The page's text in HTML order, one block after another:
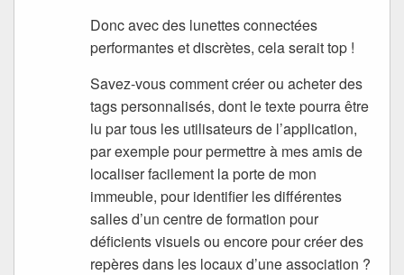
Donc avec des lunettes connectées
performantes et discrètes, cela serait top !
Savez-vous comment créer ou acheter des
tags personnalisés, dont le texte pourra être
lu par tous les utilisateurs de l’application,
par exemple pour permettre à mes amis de
localiser facilement la porte de mon
immeuble, pour identifier les différentes
salles d’un centre de formation pour
déficients visuels ou encore pour créer des
repères dans les locaux d’une association ?